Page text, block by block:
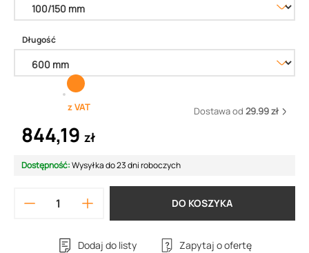
Długość
z VAT Dostawa od 29.99 zł
844,19 zł
Dostępność:Wysyłka do 23 dni roboczych
DO KOSZYKA
Dodaj do listy Zapytaj o ofertę